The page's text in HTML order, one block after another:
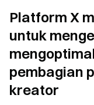
Platform X
untuk
pembagian
kreator